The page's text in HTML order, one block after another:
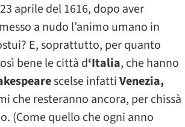
aprile del 1616, dopo aver
a nudo l’animo umano in
E, soprattutto, per quanto
bene le città d‘Italia, che hanno
scelse infattiVenezia,
che resteranno ancora, per chissà
(Come quello che ogni anno